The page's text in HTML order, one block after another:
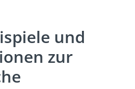
und
zur